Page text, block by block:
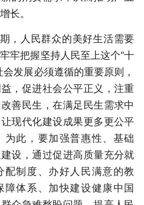
长。
人民群众的美好生活需要
牢把握坚持人民至上这个“十
发展必须遵循的重要原则，
，促进社会公平正义，注重
善民生，在满足民生需求中
现代化建设成果更多更公平
为此，要加强普惠性、基础
设，通过促进高质量充分就
配制度、办好人民满意的教
障体系、加快建设健康中国